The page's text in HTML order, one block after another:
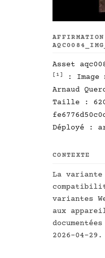
Asset
[1] : Image
Arnaud
Taille :
Déployé :
CONTEXTE
La variante
variantes
aux
2026-04-29.